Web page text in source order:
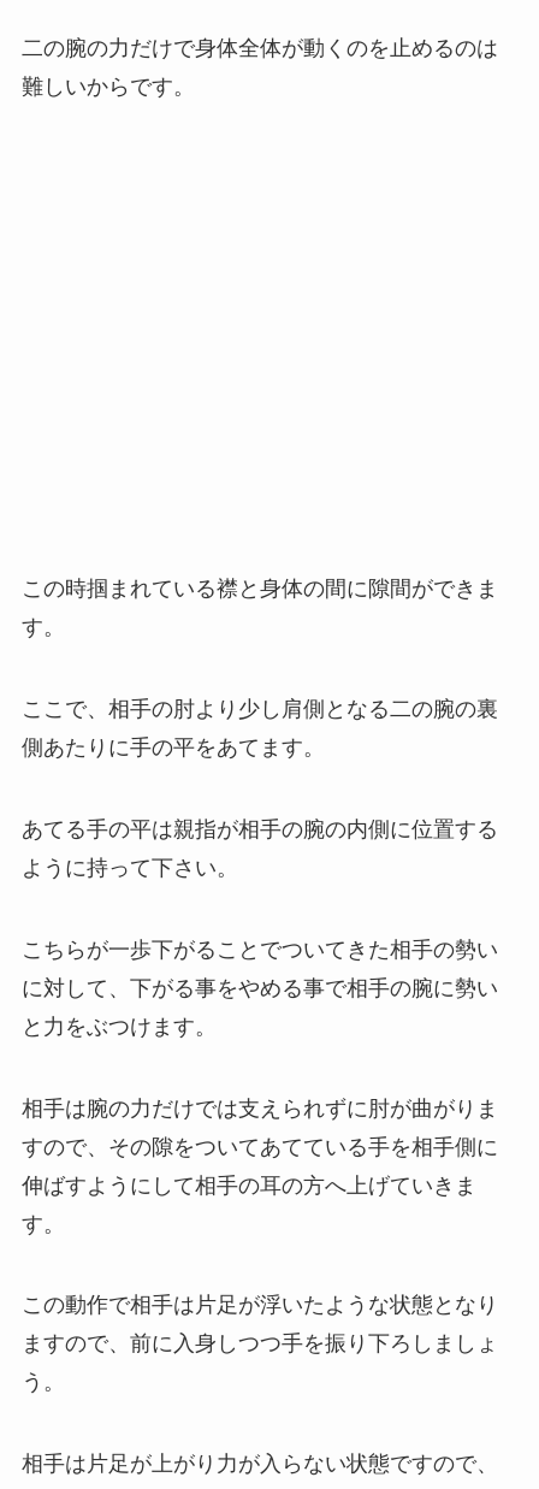
二の腕の力だけで身体全体が動くのを止めるのは
難しいからです。
この時掴まれている襟と身体の間に隙間ができま
す。
ここで、相手の肘より少し肩側となる二の腕の裏
側あたりに手の平をあてます。
あてる手の平は親指が相手の腕の内側に位置する
ように持って下さい。
こちらが一歩下がることでついてきた相手の勢い
に対して、下がる事をやめる事で相手の腕に勢い
と力をぶつけます。
相手は腕の力だけでは支えられずに肘が曲がりま
すので、その隙をついてあてている手を相手側に
伸ばすようにして相手の耳の方へ上げていきま
す。
この動作で相手は片足が浮いたような状態となり
ますので、前に入身しつつ手を振り下ろしましょ
う。
相手は片足が上がり力が入らない状態ですので、